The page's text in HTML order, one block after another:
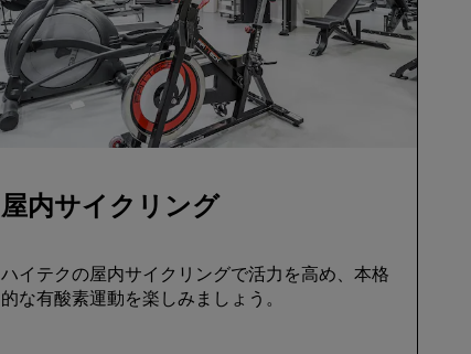
屋内サイクリング
ハイテクの屋内サイクリングで活力を高め、本格
的な有酸素運動を楽しみましょう。